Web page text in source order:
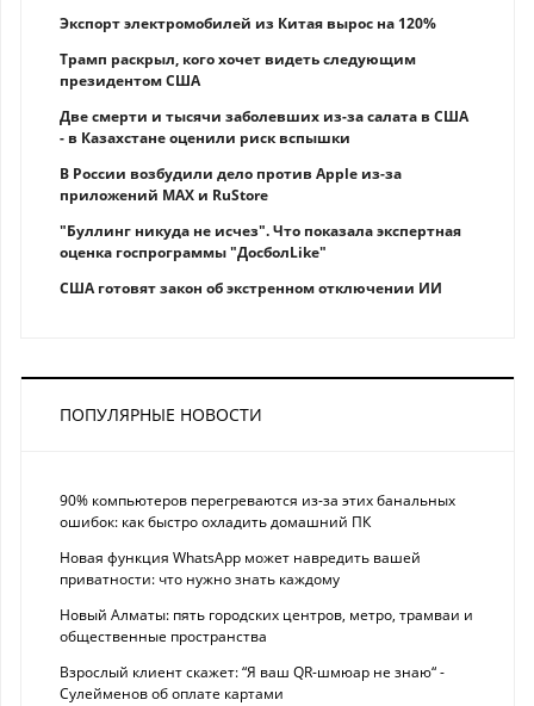
Экспорт электромобилей из Китая вырос на 120%
Трамп раскрыл, кого хочет видеть следующим
президентом США
Две смерти и тысячи заболевших из-за салата в США
- в Казахстане оценили риск вспышки
В России возбудили дело против Apple из-за
приложений MAX и RuStore
"Буллинг никуда не исчез". Что показала экспертная
оценка госпрограммы "ДосболLike"
США готовят закон об экстренном отключении ИИ
ПОПУЛЯРНЫЕ НОВОСТИ
90% компьютеров перегреваются из-за этих банальных
ошибок: как быстро охладить домашний ПК
Новая функция WhatsApp может навредить вашей
приватности: что нужно знать каждому
Новый Алматы: пять городских центров, метро, трамваи и
общественные пространства
Взрослый клиент скажет: “Я ваш QR-шмюар не знаю“ -
Сулейменов об оплате картами